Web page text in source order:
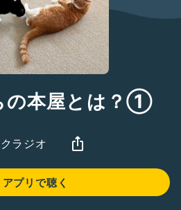
の本屋とは？①
ラジオ
アプリで聴く